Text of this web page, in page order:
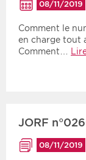
08/11/2019
Comment le
en charge tout
Comment…
JORF
08/11/2019